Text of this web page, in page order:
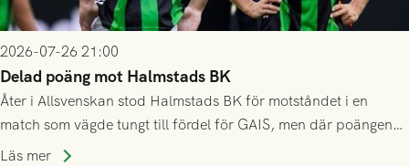
2026-07-26 21:00
Delad poäng mot Halmstads BK
Åter i Allsvenskan stod Halmstads BK för motståndet i en
match som vägde tungt till fördel för GAIS, men där poängen
delades efter dramatik på tilläggstid.
Läs mer